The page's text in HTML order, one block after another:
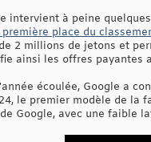
intervient à peine
place du
2 millions de jetons et
ainsi les offres payantes
écoulée, Google a
le premier modèle de la
Google, avec une faible